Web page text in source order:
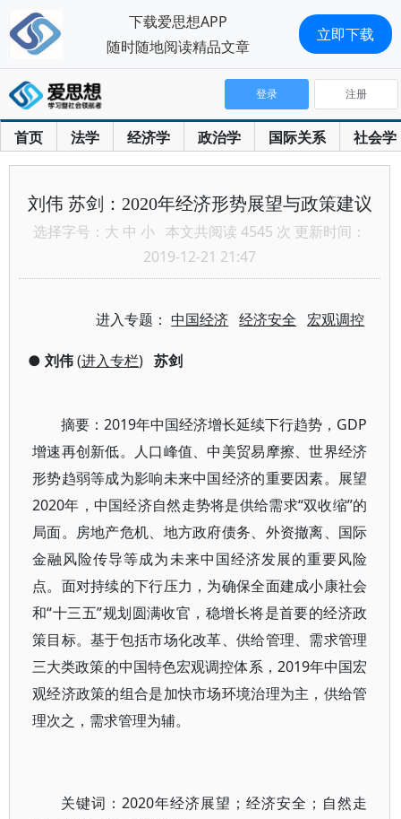
首页 法学 经济学 政治学 国际关系 社会学
登录 注册
刘伟 苏剑：2020年经济形势展望与政策建议
选择字号： 大 中 小 本文共阅读 4545 次 更新时间：
2019-12-21 21:47
进入专题：中国经济 经济安全 宏观调控
● 刘伟(进入专栏) 苏剑
摘要：2019年中国经济增长延续下行趋势，GDP
增速再创新低。人口峰值、中美贸易摩擦、世界经济
形势趋弱等成为影响未来中国经济的重要因素。展望
2020年，中国经济自然走势将是供给需求“双收缩”的
局面。房地产危机、地方政府债务、外资撤离、国际
金融风险传导等成为未来中国经济发展的重要风险
点。面对持续的下行压力，为确保全面建成小康社会
和“十三五”规划圆满收官，稳增长将是首要的经济政
策目标。基于包括市场化改革、供给管理、需求管理
三大类政策的中国特色宏观调控体系，2019年中国宏
观经济政策的组合是加快市场环境治理为主，供给管
理次之，需求管理为辅。
关键词：2020年经济展望；经济安全；自然走
下载爱思想APP
随时随地阅读精品文章
立即下载